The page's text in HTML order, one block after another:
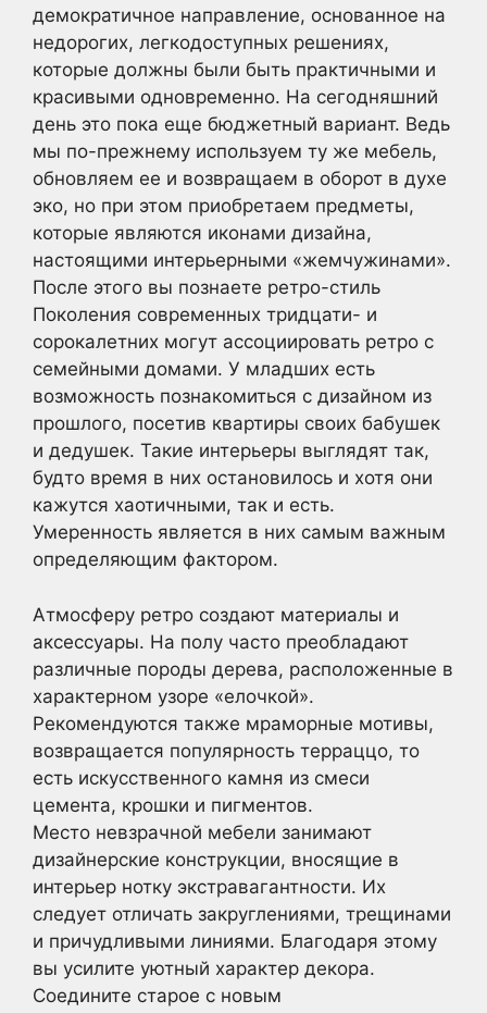
демократичное направление, основанное на
недорогих, легкодоступных решениях,
которые должны были быть практичными и
красивыми одновременно. На сегодняшний
день это пока еще бюджетный вариант. Ведь
мы по-прежнему используем ту же мебель,
обновляем ее и возвращаем в оборот в духе
эко, но при этом приобретаем предметы,
которые являются иконами дизайна,
настоящими интерьерными «жемчужинами».
После этого вы познаете ретро-стиль
Поколения современных тридцати- и
сорокалетних могут ассоциировать ретро с
семейными домами. У младших есть
возможность познакомиться с дизайном из
прошлого, посетив квартиры своих бабушек
и дедушек. Такие интерьеры выглядят так,
будто время в них остановилось и хотя они
кажутся хаотичными, так и есть.
Умеренность является в них самым важным
определяющим фактором.
Атмосферу ретро создают материалы и
аксессуары. На полу часто преобладают
различные породы дерева, расположенные в
характерном узоре «елочкой».
Рекомендуются также мраморные мотивы,
возвращается популярность терраццо, то
есть искусственного камня из смеси
цемента, крошки и пигментов.
Место невзрачной мебели занимают
дизайнерские конструкции, вносящие в
интерьер нотку экстравагантности. Их
следует отличать закруглениями, трещинами
и причудливыми линиями. Благодаря этому
вы усилите уютный характер декора.
Соедините старое с новым